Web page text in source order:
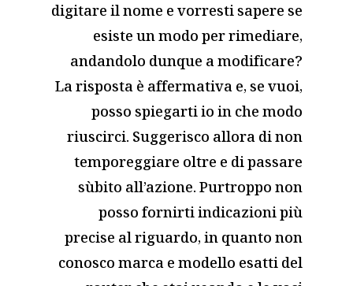
digitare il nome e vorresti sapere se
esiste un modo per rimediare,
andandolo dunque a modificare?
La risposta è affermativa e, se vuoi,
posso spiegarti io in che modo
riuscirci. Suggerisco allora di non
temporeggiare oltre e di passare
sùbito all’azione. Purtroppo non
posso fornirti indicazioni più
precise al riguardo, in quanto non
conosco marca e modello esatti del